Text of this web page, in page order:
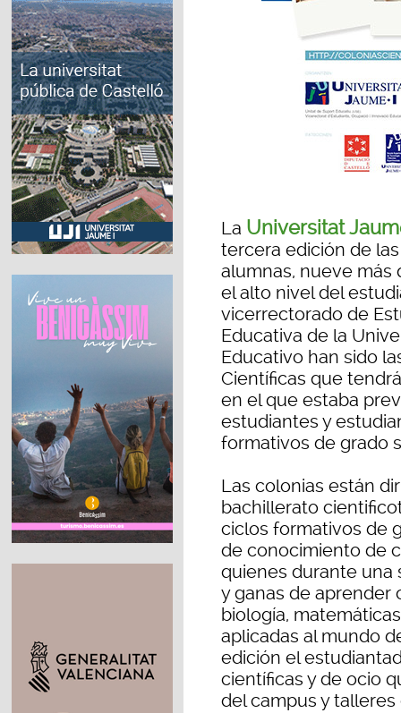
La Universitat
tercera edición de
alumnas, nueve más
el alto nivel del
vicerrectorado de
Educativa de la
Educativo han sido
Científicas que
en el que estaba
estudiantes y
formativos de grado
Las colonias están
bachillerato
ciclos formativos de
de conocimiento de
quienes durante una
y ganas de aprender
biología,
aplicadas al mundo
edición el
científicas y de ocio
del campus y talleres